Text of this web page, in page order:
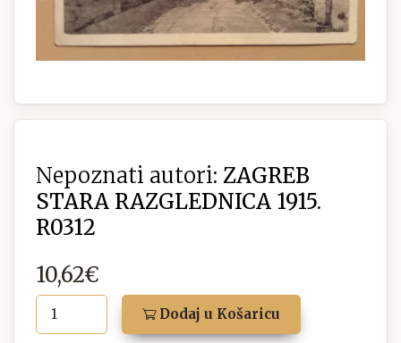
Nepoznati autori: ZAGREB
STARA RAZGLEDNICA 1915.
R0312
10,62€
Dodaj u Košaricu